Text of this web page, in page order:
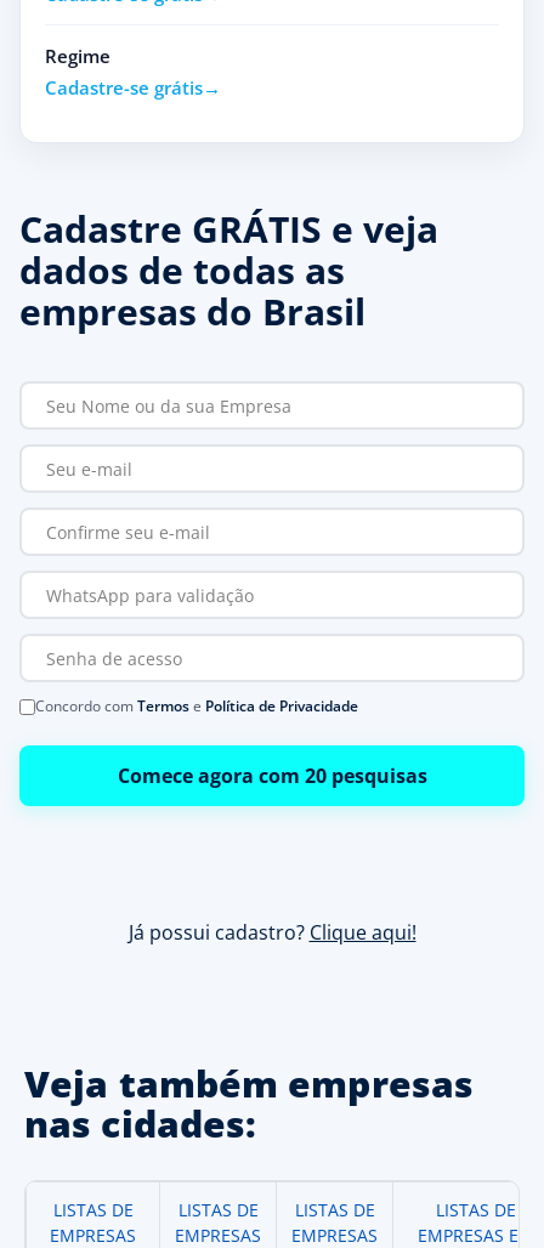
Regime
Cadastre-se grátis
Cadastre GRÁTIS e veja
dados de todas as
empresas do Brasil
Concordo comTermose Política de Privacidade
Comece agora com 20 pesquisas
Já possui cadastro? Clique aqui!
Veja também empresas
nas cidades:
LISTAS DE
EMPRESAS
LISTAS DE
EMPRESAS
LISTAS DE
EMPRESAS
LISTAS DE
EMPRESAS EM